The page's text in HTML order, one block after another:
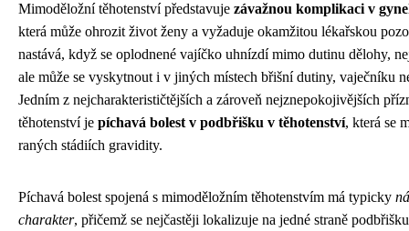
Mimoděložní těhotenství představuje závažnou komplikaci v
která může ohrozit život ženy a vyžaduje okamžitou lékařskou
nastává, když se oplodnené vajíčko uhnízdí mimo dutinu dělohy,
ale může se vyskytnout i v jiných místech břišní dutiny, vaječníku
Jedním z nejcharakterističtějších a zároveň nejznepokojivějších
těhotenství je píchavá bolest v podbřišku v těhotenství, která se
raných stádiích gravidity.
Píchavá bolest spojená s mimoděložním těhotenstvím má typicky
charakter, přičemž se nejčastěji lokalizuje na jedné straně